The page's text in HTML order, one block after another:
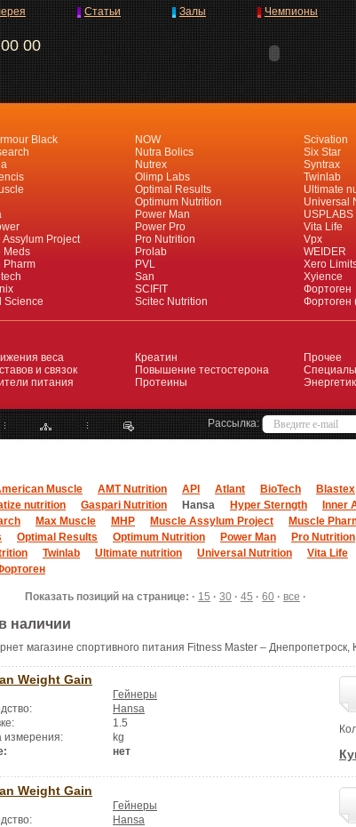
00
Статьи Залы Чемпионы
Black
Assylum Project
Meds
Pharm
Science
NOW
Nutra Bolics
Nutrex
Olimp Labs
Optimal Results
Optimum Nutrition
Power Man
Power Pro
Pro Nutrition
Prolab
PVL
San
SCIFIT
Scitec Nutrition
Scivation
Six Star
Syntrax
Twinlab
Ultimate
Universal
USPLABS
Vita Life
Vpx
WEIDER
Xero
Xyience
Фортоген
Фортоген
веса
и связок
питания
Креатин
Повышение тестостерона
Протеины
Прочее
Рассылка:
Muscle AMT Nutrition API Atlant BioTech Blastex
nutrition Gaspari Nutrition Hansa Hyper Sterngth Inner
Max Muscle MHP Muscle Assylum Project Muscle
Optimal Results Optimum Nutrition Power Man Pro Nutrition
Twinlab Ultimate nutrition Universal Nutrition Vita Life
Показать позиций на странице: · 15 · 30 · 45 · 60 · все ·
наличии
магазине спортивного питания Fitness Master – Днепропетроск,
Weight Gain
Гейнеры
Hansa
1.5
измерения:
kg
нет
Weight Gain
Гейнеры
Hansa